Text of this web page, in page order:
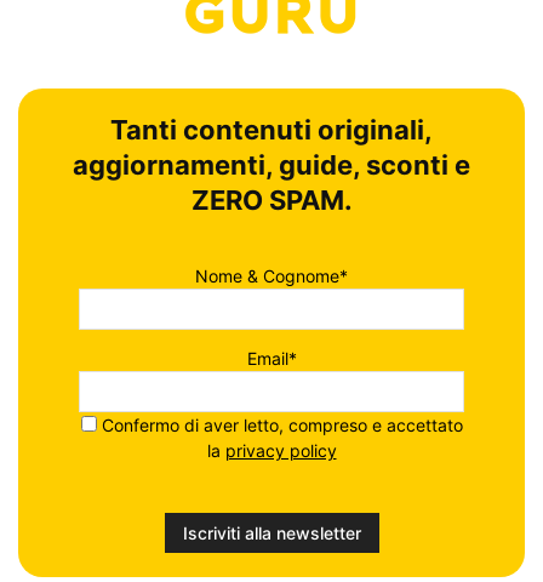
Tanti contenuti originali,
aggiornamenti, guide, sconti e
ZERO SPAM.
Nome & Cognome*
Email*
Confermo di aver letto, compreso e accettato
la privacy policy